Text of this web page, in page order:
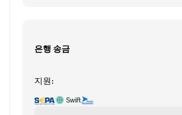
은행 송금
지원: